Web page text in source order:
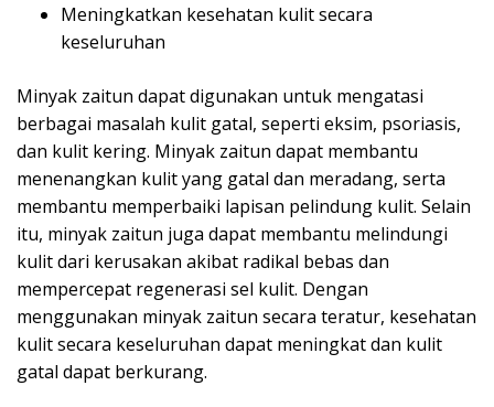
Meningkatkan kesehatan kulit secara
keseluruhan
Minyak zaitun dapat digunakan untuk mengatasi
berbagai masalah kulit gatal, seperti eksim, psoriasis,
dan kulit kering. Minyak zaitun dapat membantu
menenangkan kulit yang gatal dan meradang, serta
membantu memperbaiki lapisan pelindung kulit. Selain
itu, minyak zaitun juga dapat membantu melindungi
kulit dari kerusakan akibat radikal bebas dan
mempercepat regenerasi sel kulit. Dengan
menggunakan minyak zaitun secara teratur, kesehatan
kulit secara keseluruhan dapat meningkat dan kulit
gatal dapat berkurang.